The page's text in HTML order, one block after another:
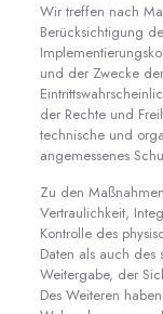
Wir treffen nach
Berücksichtigung
und der Zwecke
der Rechte und
technische und
angemessenes
Zu den
Vertraulichkeit,
Kontrolle des
Daten als auch
Weitergabe, der
Des Weiteren